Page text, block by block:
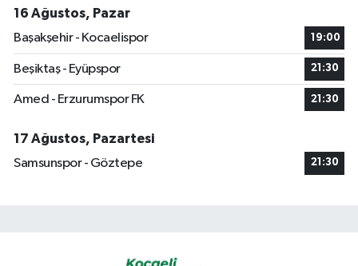
16 Ağustos, Pazar
Başakşehir - Kocaelispor
19:00
Beşiktaş - Eyüpspor 21:30
Amed - Erzurumspor FK 21:30
17 Ağustos, Pazartesi
Samsunspor - Göztepe
21:30